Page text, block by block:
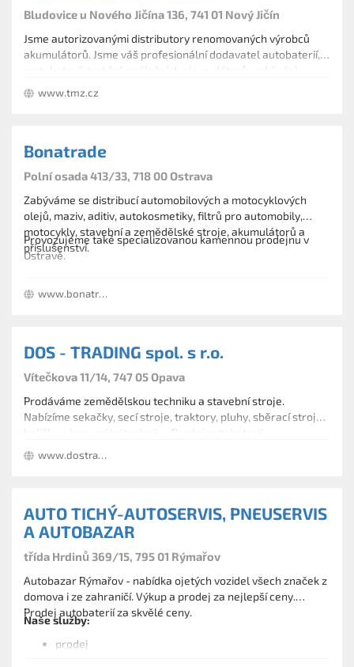
Bludovice u Nového Jičína 136, 741 01 Nový Jičín
Jsme autorizovanými distributory renomovaných výrobců
akumulátorů. Jsme váš profesionální dodavatel autobaterií,
motobaterií, trakční a záložních akumulátorů, nabíječek,
autochemie a autokosmetiky, automobilových doplňků a
příslušenství.
www.tmz.cz
Bonatrade
Polní osada 413/33, 718 00 Ostrava
Zabýváme se distribucí automobilových a motocyklových
olejů, maziv, aditiv, autokosmetiky, filtrů pro automobily,
motocykly, stavební a zemědělské stroje, akumulátorů a
příslušenství.
Provozujeme také specializovanou kamennou prodejnu v
Ostravě.
www.bonatrade.cz
DOS - TRADING spol. s r.o.
Vítečkova 11/14, 747 05 Opava
Prodáváme zemědělskou techniku a stavební stroje.
Nabízíme sekačky, secí stroje, traktory, pluhy, sběrací stroje,
baličky a komunální techniku. Prodej autobaterií.
www.dostrading.eu
AUTO TICHÝ-AUTOSERVIS, PNEUSERVIS
A AUTOBAZAR
třída Hrdinů 369/15, 795 01 Rýmařov
Autobazar Rýmařov - nabídka ojetých vozidel všech značek z
domova i ze zahraničí. Výkup a prodej za nejlepší ceny.
Prodej autobaterií za skvělé ceny.
Naše služby:
prodej